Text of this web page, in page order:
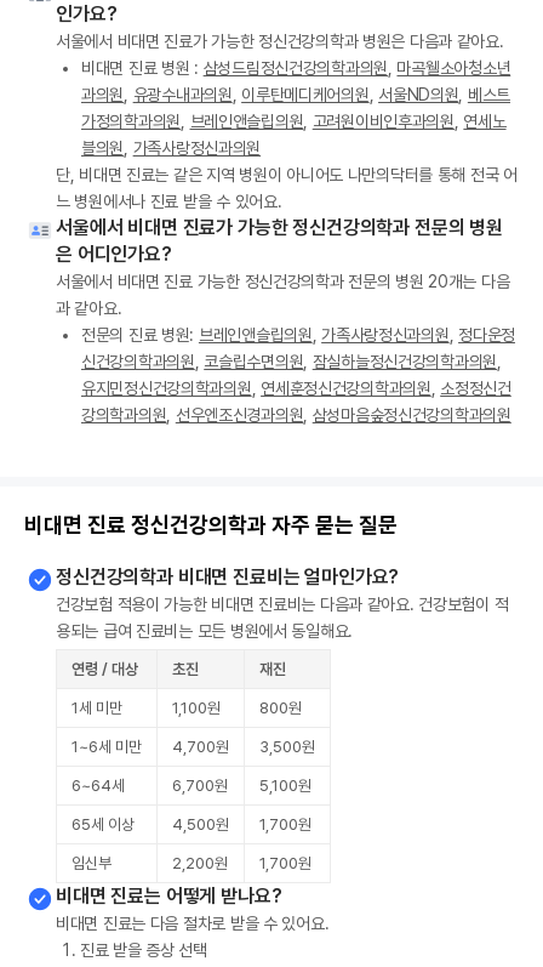
인가요?
서울에서 비대면 진료가 가능한 정신건강의학과 병원은 다음과 같아요.
비대면 진료 병원 : 삼성드림정신건강의학과의원
마곡웰소아청소년
과의원
유광수내과의원 이루탄메디케어의원 서울ND의원
베스트
가정의학과의원
브레인앤슬립의원 고려원이비인후과의원
연세노
블의원
가족사랑정신과의원
단, 비대면 진료는 같은 지역 병원이 아니어도 나만의닥터를 통해 전국 어
느 병원에서나 진료 받을 수 있어요.
서울에서 비대면 진료가 가능한 정신건강의학과 전문의 병원
은 어디인가요?
서울에서 비대면 진료 가능한 정신건강의학과 전문의 병원 20개는 다음
과 같아요.
전문의 진료 병원: 브레인앤슬립의원 ,가족사랑정신과의원
정다운정
신건강의학과의원
코슬립수면의원 잠실하늘정신건강의학과의원
유지민정신건강의학과의원
연세훈정신건강의학과의원
소정정신건
강의학과의원
선우엔조신경과의원 삼성마음숲정신건강의학과의원
비대면 진료 정신건강의학과 자주 묻는 질문
정신건강의학과 비대면 진료비는 얼마인가요?
건강보험 적용이 가능한 비대면 진료비는 다음과 같아요. 건강보험이 적
용되는 급여 진료비는 모든 병원에서 동일해요.
연령 / 대상 초진 재진
1세 미만 1,100원 800원
1~6세 미만 4,700원 3,500원
6~64세 6,700원 5,100원
65세 이상 4,500원 1,700원
임신부 2,200원 1,700원
비대면 진료는 어떻게 받나요?
비대면 진료는 다음 절차로 받을 수 있어요.
진료 받을 증상 선택